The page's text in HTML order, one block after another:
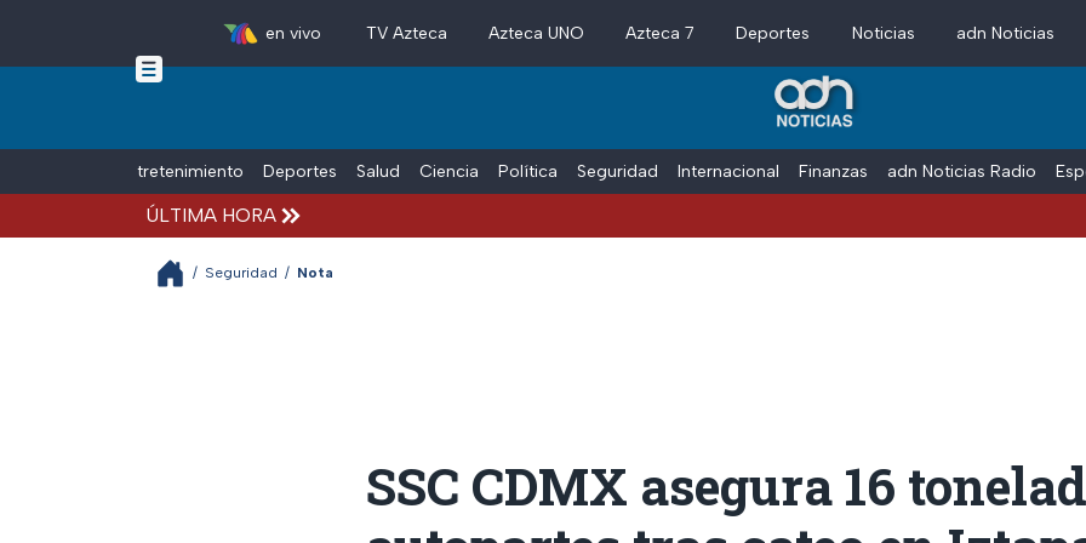
Skip to main content
en vivo TV Azteca Azteca UNO Azteca 7 Deportes Noticias adn Noticias
Entretenimiento Deportes Salud Ciencia Política Seguridad Internacional Finanzas adn Noticias Radio
ÚLTIMA HORA
/ Seguridad / Nota
SSC CDMX asegura 16